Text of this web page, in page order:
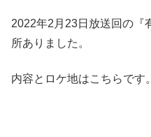
2022年2月23日放送回の『
所ありました。
内容とロケ地はこちらです。